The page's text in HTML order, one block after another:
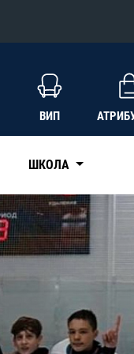
ВИП
ШКОЛА